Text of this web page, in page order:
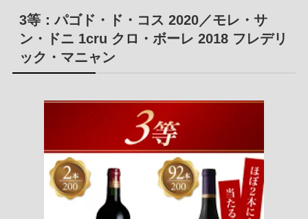
3等：パゴド・ド・コス 2020／モレ・サ
ン・ドニ 1cru クロ・ボーレ 2018 フレデリ
ック・マニャン